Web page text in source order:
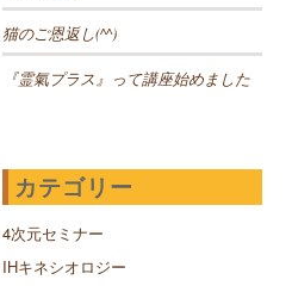
猫のご恩返し(^^)
『霊氣プラス』って講座始めました
カテゴリー
4次元セミナー
IHキネシオロジー